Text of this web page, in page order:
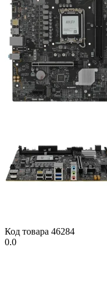
Код товара 46284
0.0